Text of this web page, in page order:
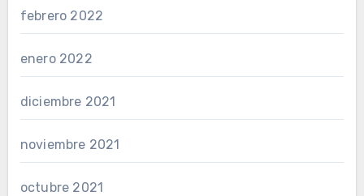
febrero 2022
enero 2022
diciembre 2021
noviembre 2021
octubre 2021